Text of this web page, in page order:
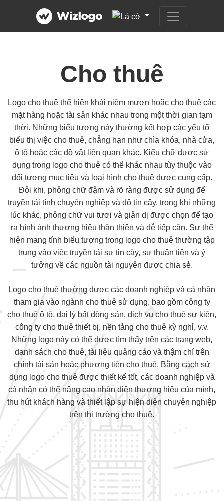
Cho thuê
Logo cho thuê thể hiện khái niệm mượn hoặc cho thuê các
mặt hàng hoặc tài sản khác nhau trong một thời gian tạm
thời. Những biểu tượng này thường kết hợp các yếu tố
biểu thị việc cho thuê, chẳng hạn như chìa khóa, nhà cửa,
ô tô hoặc các đồ vật liên quan khác. Kiểu chữ được sử
dụng trong logo cho thuê có thể khác nhau tùy thuộc vào
đối tượng mục tiêu và loại hình cho thuê được cung cấp.
Đôi khi, phông chữ đậm và rõ ràng được sử dụng để
truyền tải tính chuyên nghiệp và độ tin cậy, trong khi những
lúc khác, phông chữ vui tươi và giản dị được chọn để tạo
ra hình ảnh thương hiệu thân thiện và dễ tiếp cận. Sự thể
hiện mang tính biểu tượng trong logo cho thuê thường tập
trung vào việc truyền tải sự tin cậy, sự thuận tiện và ý
tưởng về các nguồn tài nguyên được chia sẻ.
Logo cho thuê thường được các doanh nghiệp và cá nhân
tham gia vào ngành cho thuê sử dụng, bao gồm công ty
cho thuê ô tô, đại lý bất động sản, dịch vụ cho thuê sự kiện,
công ty cho thuê thiết bị, nền tảng cho thuê kỳ nghỉ, v.v.
Những logo này có thể được tìm thấy trên các trang web,
danh sách cho thuê, tài liệu quảng cáo và thậm chí trên
chính tài sản hoặc phương tiện cho thuê. Bằng cách sử
dụng logo cho thuê được thiết kế tốt, các doanh nghiệp và
cá nhân có thể nâng cao nhận diện thương hiệu của mình,
thu hút khách hàng và thiết lập sự hiện diện chuyên nghiệp
trên thị trường cho thuê.